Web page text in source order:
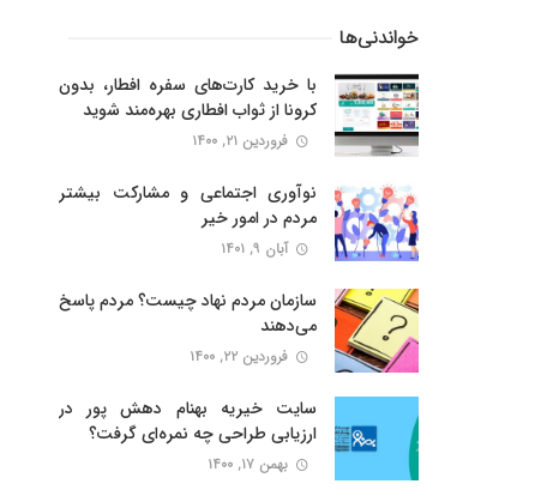
خواندنی‌ها
با خرید کارت‌‌های سفره افطار، بدون
کرونا از ثواب افطاری بهره‌مند شوید
فروردین ۲۱, ۱۴۰۰
نوآوری اجتماعی و مشارکت بیشتر
مردم در امور خیر
آبان ۹, ۱۴۰۱
سازمان مردم نهاد چیست؟ مردم پاسخ
می‌‌دهند
فروردین ۲۲, ۱۴۰۰
سایت خیریه بهنام دهش پور در
ارزیابی طراحی چه نمره‌ای گرفت؟
بهمن ۱۷, ۱۴۰۰